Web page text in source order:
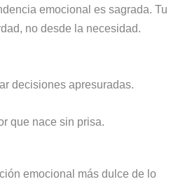
emocional es sagrada. Tu
no desde la necesidad.
decisiones apresuradas.
que nace sin prisa.
emocional más dulce de lo